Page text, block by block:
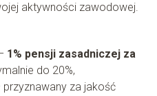
aktywności zawodowej.
1% pensji zasadniczej za
do 20%,
za jakość